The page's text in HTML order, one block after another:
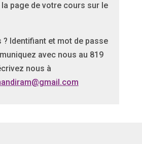
page de votre cours sur le
? Identifiant et mot de passe
avec nous au 819
nous à